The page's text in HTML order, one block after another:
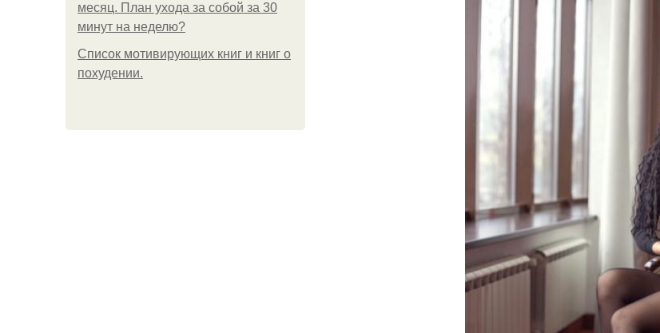
месяц. План ухода за собой за 30
минут на неделю?
Список мотивирующих книг и книг о
похудении.